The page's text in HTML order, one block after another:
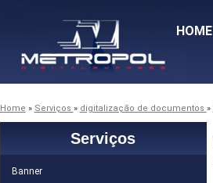
HOME
Home » Serviços » digitalização de documentos »
Serviços
Banner